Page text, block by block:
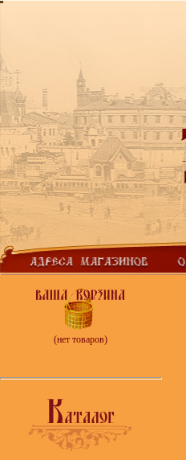
(нет товаров)